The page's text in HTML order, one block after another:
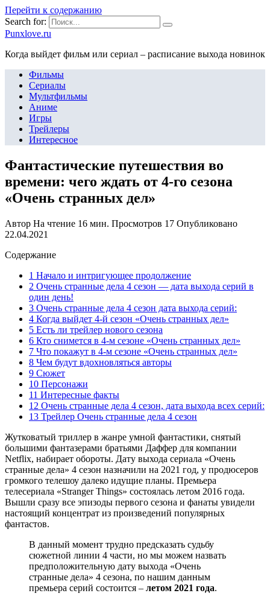
Перейти к содержанию
Search for:
Punxlove.ru
Когда выйдет фильм или сериал – расписание выхода новинок
Фильмы
Сериалы
Мультфильмы
Аниме
Игры
Трейлеры
Интересное
Фантастические путешествия во
времени: чего ждать от 4-го сезона
«Очень странных дел»
Автор На чтение 16 мин. Просмотров 17 Опубликовано
22.04.2021
Содержание
1 Начало и интригующее продолжение
2 Очень странные дела 4 сезон — дата выхода серий в
один день!
3 Очень странные дела 4 сезон дата выхода серий:
4 Когда выйдет 4-й сезон «Очень странных дел»
5 Есть ли трейлер нового сезона
6 Кто снимется в 4-м сезоне «Очень странных дел»
7 Что покажут в 4-м сезоне «Очень странных дел»
8 Чем будут вдохновляться авторы
9 Сюжет
10 Персонажи
11 Интересные факты
12 Очень странные дела 4 сезон, дата выхода всех серий:
13 Трейлер Очень странные дела 4 сезон
Жутковатый триллер в жанре умной фантастики, снятый
большими фантазерами братьями Даффер для компании
Netflix, набирает обороты. Дату выхода сериала «Очень
странные дела» 4 сезон назначили на 2021 год, у продюсеров
громкого телешоу далеко идущие планы. Премьера
телесериала «Stranger Things» состоялась летом 2016 года.
Вышли сразу все эпизоды первого сезона и фанаты увидели
настоящий концентрат из произведений популярных
фантастов.
В данный момент трудно предсказать судьбу
сюжетной линии 4 части, но мы можем назвать
предположительную дату выхода «Очень
странные дела» 4 сезона, по нашим данным
премьера серий состоится – летом 2021 года.